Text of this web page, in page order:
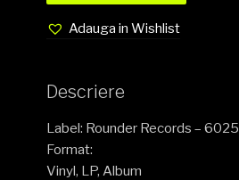
Adauga in Wishlist
Descriere
Label: Rounder Records – 6025
Format:
Vinyl, LP, Album